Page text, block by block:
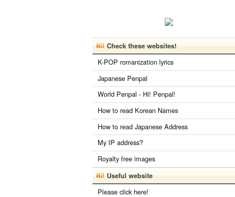
Check these websites!
K-POP romanization lyrics
Japanese Penpal
World Penpal - Hi! Penpal!
How to read Korean Names
How to read Japanese Address
My IP address?
Royalty free images
Useful website
Please click here!